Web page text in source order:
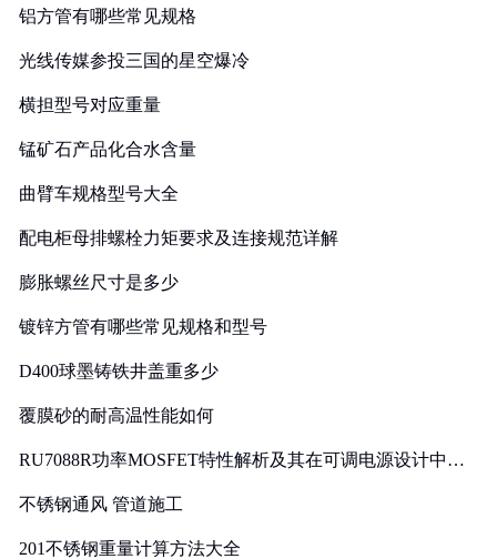
铝方管有哪些常见规格
光线传媒参投三国的星空爆冷
横担型号对应重量
锰矿石产品化合水含量
曲臂车规格型号大全
配电柜母排螺栓力矩要求及连接规范详解
膨胀螺丝尺寸是多少
镀锌方管有哪些常见规格和型号
D400球墨铸铁井盖重多少
覆膜砂的耐高温性能如何
RU7088R功率MOSFET特性解析及其在可调电源设计中的
不锈钢通风 管道施工
201不锈钢重量计算方法大全